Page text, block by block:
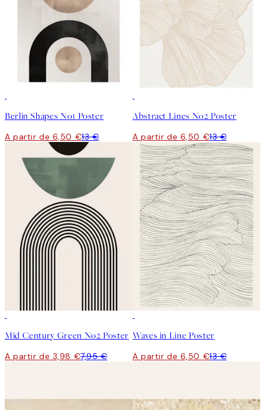
Berlin Shapes No1 Poster
A partir de 6,50 €13 €
Abstract Lines No2 Poster
A partir de 6,50 €13 €
Mid Century Green No2 Poster
A partir de 3,98 €7,95 €
Waves in Line Poster
A partir de 6,50 €13 €